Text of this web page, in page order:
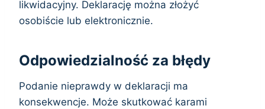
likwidacyjny. Deklarację można złożyć
osobiście lub elektronicznie.
Odpowiedzialność za błędy
Podanie nieprawdy w deklaracji ma
konsekwencje. Może skutkować karami